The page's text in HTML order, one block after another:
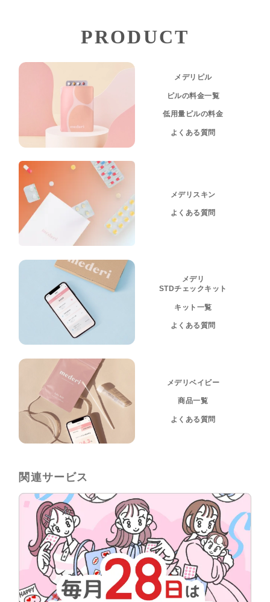
PRODUCT
メデリピル
ピルの料金一覧
低用量ピルの料金
よくある質問
メデリスキン
よくある質問
メデリ
STDチェックキット
キット一覧
よくある質問
メデリベイビー
商品一覧
よくある質問
関連サービス